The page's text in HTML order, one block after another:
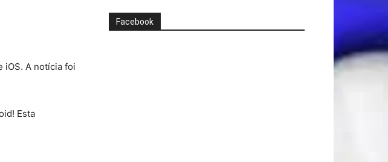
iOS. A notícia foi
Esta
Facebook